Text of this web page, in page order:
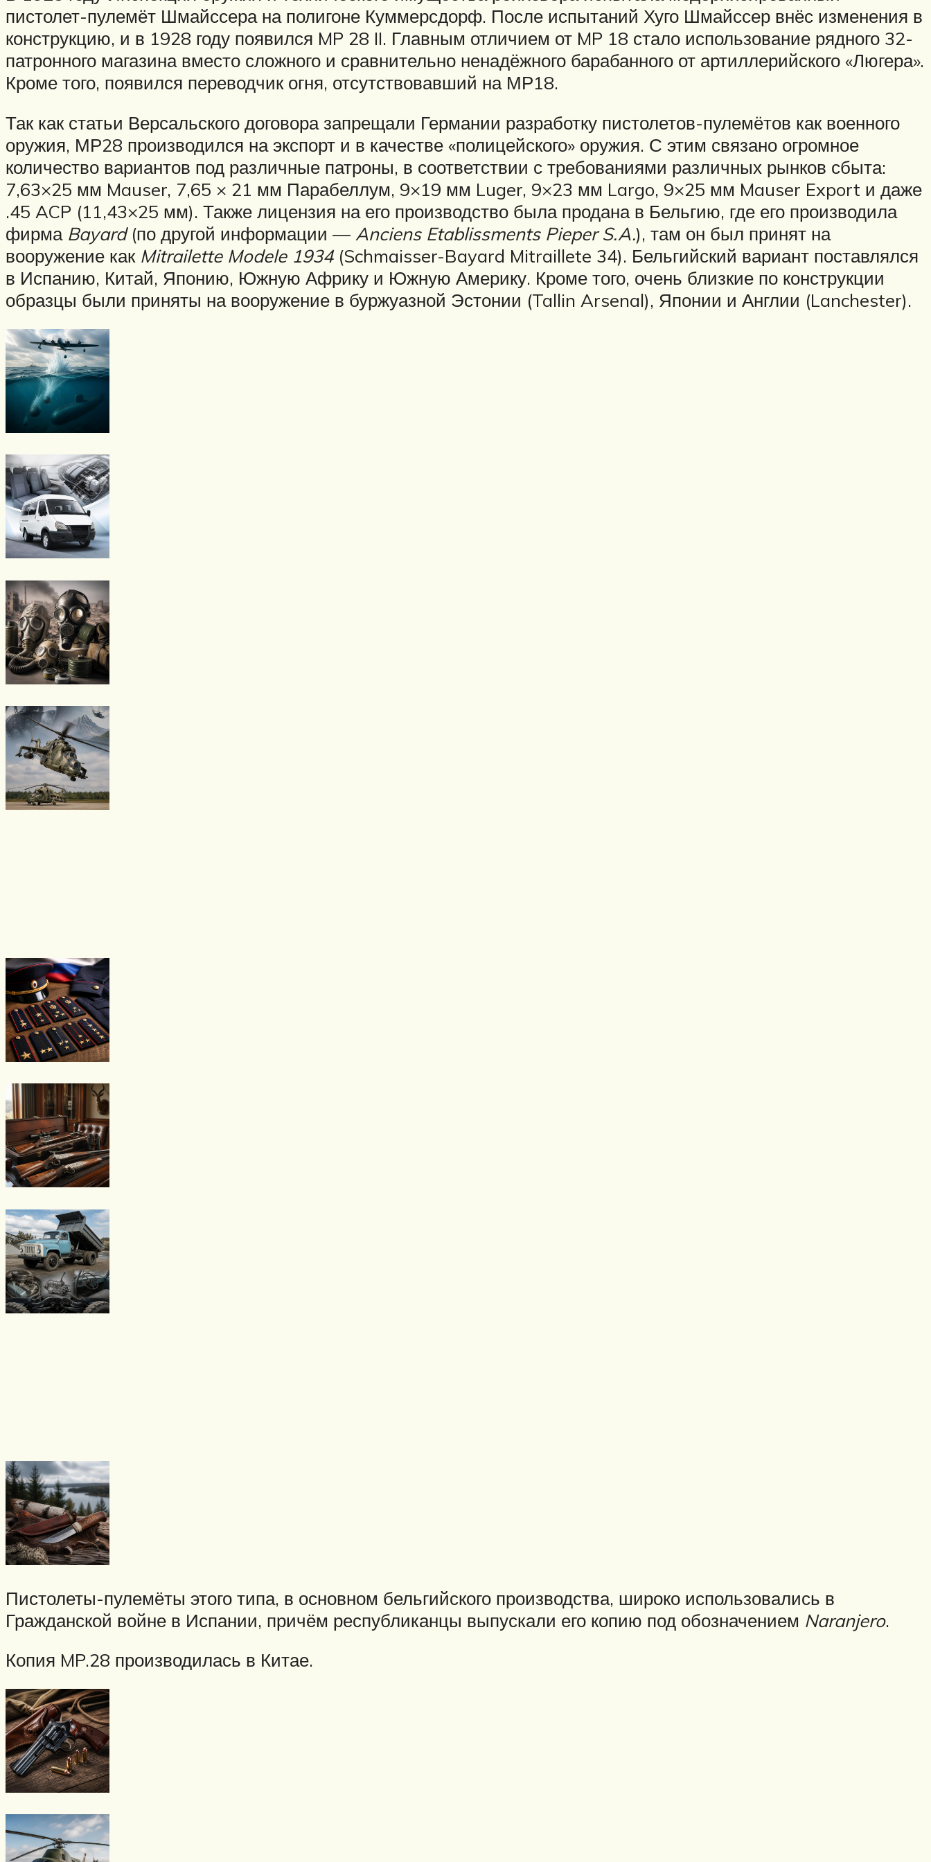
пистолет-пулемёт Шмайссера на полигоне Куммерсдорф. После испытаний Хуго Шмайссер внёс изменения в
конструкцию, и в 1928 году появился MP 28 II. Главным отличием от MP 18 стало использование рядного 32-
патронного магазина вместо сложного и сравнительно ненадёжного барабанного от артиллерийского «Люгера».
Кроме того, появился переводчик огня, отсутствовавший на МР18.
Так как статьи Версальского договора запрещали Германии разработку пистолетов-пулемётов как военного
оружия, МР28 производился на экспорт и в качестве «полицейского» оружия. С этим связано огромное
количество вариантов под различные патроны, в соответствии с требованиями различных рынков сбыта:
7,63×25 мм Mauser, 7,65 × 21 мм Парабеллум, 9×19 мм Luger, 9×23 мм Largo, 9×25 мм Mauser Export и даже
.45 ACP (11,43×25 мм). Также лицензия на его производство была продана в Бельгию, где его производила
фирма Bayard(по другой информации — Anciens Etablissments Pieper S.A.), там он был принят на
вооружение как Mitrailette Modele 1934(Schmaisser-Bayard Mitraillete 34). Бельгийский вариант поставлялся
в Испанию, Китай, Японию, Южную Африку и Южную Америку. Кроме того, очень близкие по конструкции
образцы были приняты на вооружение в буржуазной Эстонии (Tallin Arsenal), Японии и Англии (Lanchester).
Пистолеты-пулемёты этого типа, в основном бельгийского производства, широко использовались в
Гражданской войне в Испании, причём республиканцы выпускали его копию под обозначением Naranjero.
Копия MP.28 производилась в Китае.